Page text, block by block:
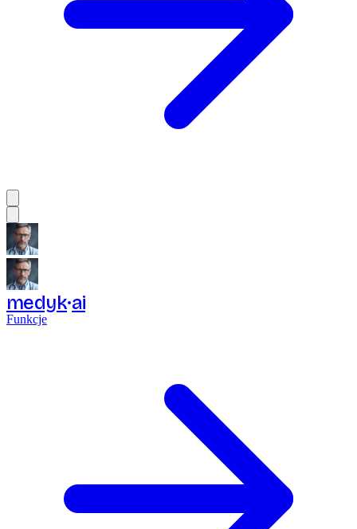
medyk ai
Funkcje